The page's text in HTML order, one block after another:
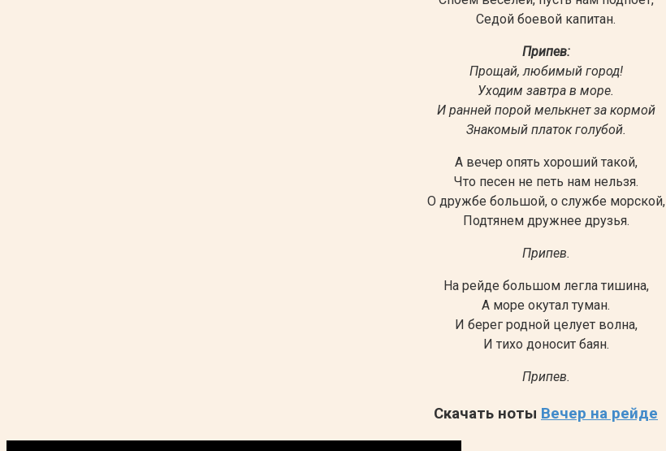
Седой боевой капитан.
Припев:
Прощай, любимый город!
Уходим завтра в море.
И ранней порой мелькнет за кормой
Знакомый платок голубой.
А вечер опять хороший такой,
Что песен не петь нам нельзя.
О дружбе большой, о службе морской,
Подтянем дружнее друзья.
Припев.
На рейде большом легла тишина,
А море окутал туман.
И берег родной целует волна,
И тихо доносит баян.
Припев.
Скачать ноты Вечер на рейде